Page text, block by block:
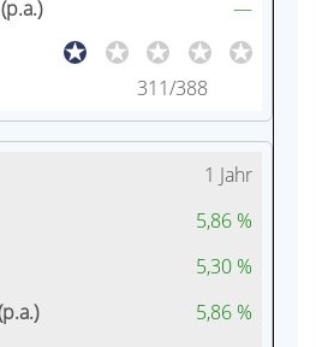
—
311/388
1 Jahr
5,86 %
5,30 %
5,86 %